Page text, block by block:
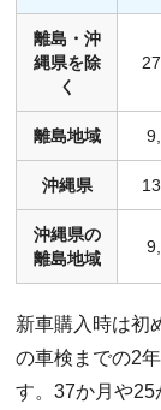
離島・沖
縄県を除
く
離島地域
沖縄県
沖縄県の
離島地域
新車購入時は初
の車検までの2
す。37か月や